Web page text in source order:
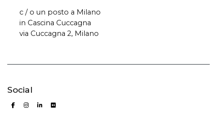
c / o un posto a Milano
in Cascina Cuccagna
via Cuccagna 2, Milano
Social